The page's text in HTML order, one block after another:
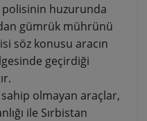
polisinin huzurunda
gümrük mührünü
söz konusu aracın
geçirdiği
olmayan araçlar,
ile Sırbistan